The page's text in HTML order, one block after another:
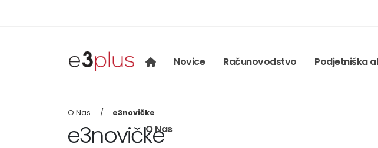
Novice Računovodstvo Podjetniška
O Nas
O Nas e3novičke
e3novičke